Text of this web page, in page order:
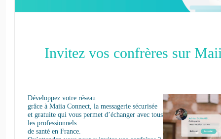
Invitez vos confrères sur
Développez votre réseau
grâce à Maiia Connect, la messagerie sécurisée
et gratuite qui vous permet d’échanger avec tous
les professionnels
de santé en France.